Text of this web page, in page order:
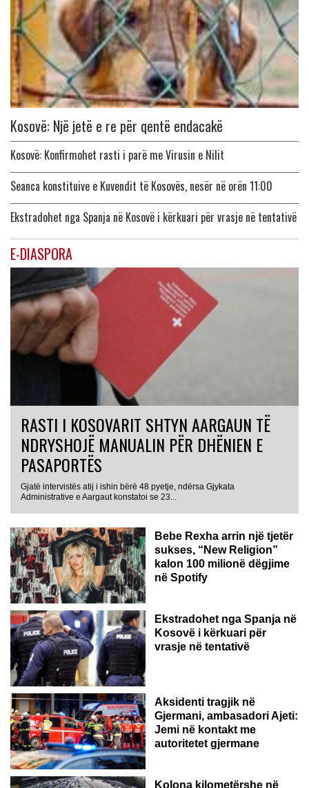
Kosovë: Një jetë e re për qentë endacakë
Kosovë: Konfirmohet rasti i parë me Virusin e Nilit
Seanca konstituive e Kuvendit të Kosovës, nesër në orën 11:00
Ekstradohet nga Spanja në Kosovë i kërkuari për vrasje në tentativë
E-DIASPORA
RASTI I KOSOVARIT SHTYN AARGAUN TË
NDRYSHOJË MANUALIN PËR DHËNIEN E
PASAPORTËS
Gjatë intervistës atij i ishin bërë 48 pyetje, ndërsa Gjykata
Administrative e Aargaut konstatoi se 23...
Bebe Rexha arrin një tjetër
sukses, “New Religion”
kalon 100 milionë dëgjime
në Spotify
Ekstradohet nga Spanja në
Kosovë i kërkuari për
vrasje në tentativë
GJERMANI
Aksidenti tragjik në
Gjermani, ambasadori Ajeti:
Jemi në kontakt me
autoritetet gjermane
Kolona kilometërshe në